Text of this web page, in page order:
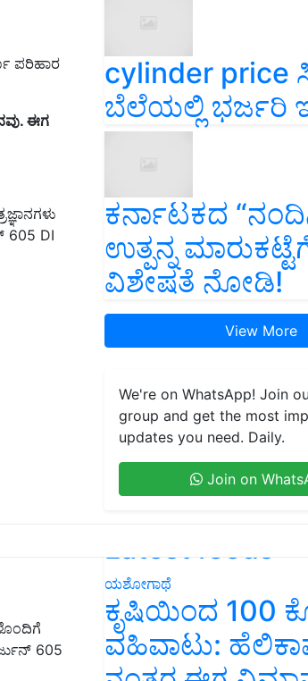
ಪರಿಹಾರ
ಈಗ
605 DI
605
cylinder price
ಬೆಲೆಯಲ್ಲಿ ಭರ್ಜರಿ
ಕರ್ನಾಟಕದ
ಉತ್ಪನ್ನ
ವಿಶೇಷತೆ ನೋಡಿ!
View More
We're on WhatsApp! Join
group and get the most
updates you need. Daily.
Join on
Latest feeds
ಯಶೋಗಾಥೆ
ಕೃಷಿಯಿಂದ 100
ವಹಿವಾಟು: